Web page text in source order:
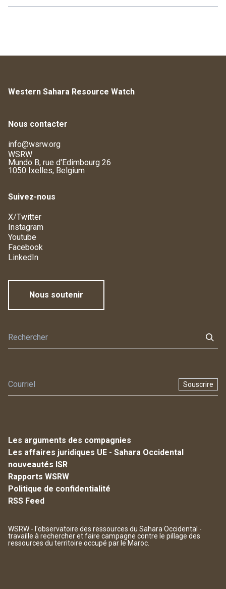
Western Sahara Resource Watch
Nous contacter
info@wsrw.org
WSRW
Mundo B, rue d'Edimbourg 26
1050 Ixelles, Belgium
Suivez-nous
X/Twitter
Instagram
Youtube
Facebook
LinkedIn
Nous soutenir
Souscrire
Les arguments des compagnies
Les affaires juridiques UE - Sahara Occidental
nouveautés ISR
Rapports WSRW
Politique de confidentialité
RSS Feed
WSRW - l'observatoire des ressources du Sahara Occidental -
travaille à rechercher et faire campagne contre le pillage des
ressources du territoire occupé par le Maroc.